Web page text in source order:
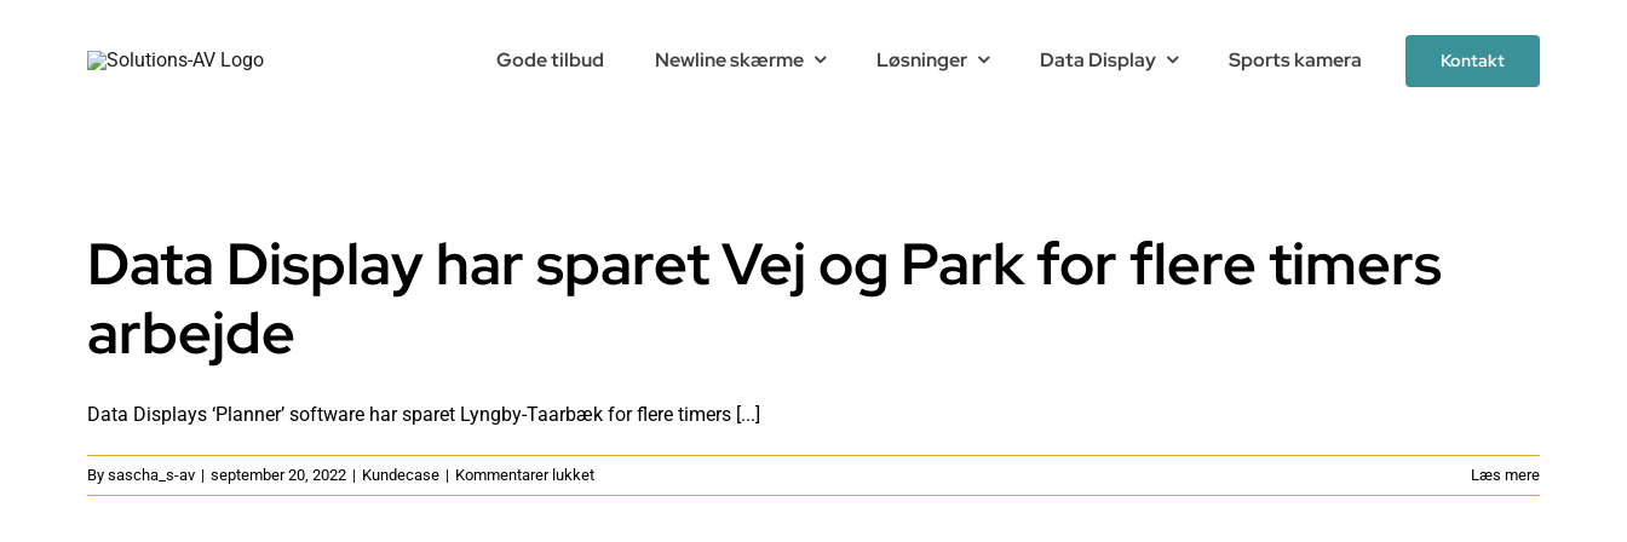
Gode tilbud Newline skærme Løsninger Data Display Sports kamera Kontakt
Data Display har sparet Vej og Park for flere timers
arbejde
Data Displays ‘Planner’ software har sparet Lyngby-Taarbæk for flere timers [...]
By sascha_s-av | september 20, 2022 | Kundecase | Kommentarer lukkettil
Data
Læs mere